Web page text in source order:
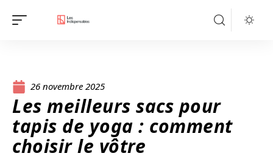
26 novembre 2025
Les meilleurs sacs pour
tapis de yoga : comment
choisir le vôtre